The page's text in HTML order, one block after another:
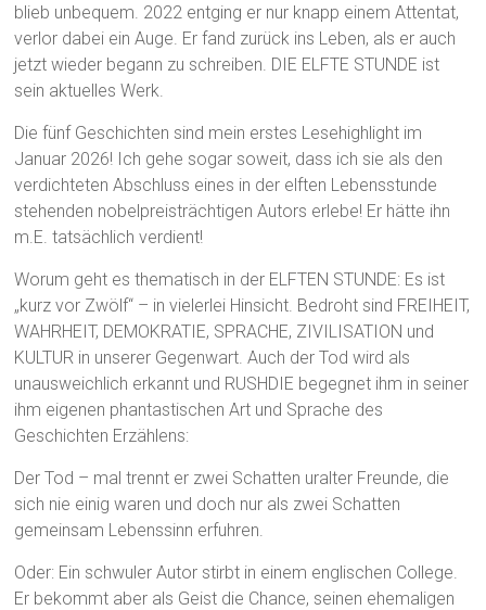
blieb unbequem. 2022 entging er nur knapp einem Attentat,
verlor dabei ein Auge. Er fand zurück ins Leben, als er auch
jetzt wieder begann zu schreiben. DIE ELFTE STUNDE ist
sein aktuelles Werk.
Die fünf Geschichten sind mein erstes Lesehighlight im
Januar 2026! Ich gehe sogar soweit, dass ich sie als den
verdichteten Abschluss eines in der elften Lebensstunde
stehenden nobelpreisträchtigen Autors erlebe! Er hätte ihn
m.E. tatsächlich verdient!
Worum geht es thematisch in der ELFTEN STUNDE: Es ist
„kurz vor Zwölf“ – in vielerlei Hinsicht. Bedroht sind FREIHEIT,
WAHRHEIT, DEMOKRATIE, SPRACHE, ZIVILISATION und
KULTUR in unserer Gegenwart. Auch der Tod wird als
unausweichlich erkannt und RUSHDIE begegnet ihm in seiner
ihm eigenen phantastischen Art und Sprache des
Geschichten Erzählens:
Der Tod – mal trennt er zwei Schatten uralter Freunde, die
sich nie einig waren und doch nur als zwei Schatten
gemeinsam Lebenssinn erfuhren.
Oder: Ein schwuler Autor stirbt in einem englischen College.
Er bekommt aber als Geist die Chance, seinen ehemaligen